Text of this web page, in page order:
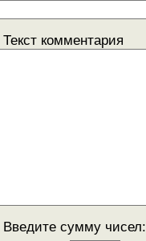
Текст комментария
Введите сумму чисел: